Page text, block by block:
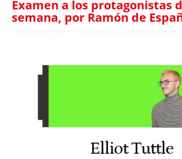
Examen a los protagonistas
semana, por Ramón de
Elliot Tuttle